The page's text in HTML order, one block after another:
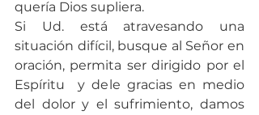
quería Dios supliera.
Si Ud. está atravesando una
situación difícil, busque al Señor en
oración, permita ser dirigido por el
Espíritu  y dele gracias en medio
del dolor y el sufrimiento, damos